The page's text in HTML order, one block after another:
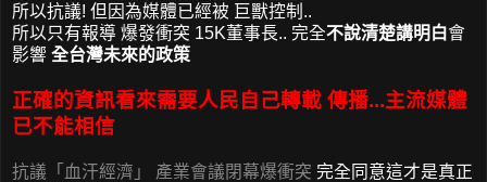
所以抗議! 但因為媒體已經被 巨獸控制..
所以只有報導 爆發衝突 15K董事長.. 完全不說清楚講明白會
影響 全台灣未來的政策
正確的資訊看來需要人民自己轉載 傳播...主流媒體
已不能相信
抗議「血汗經濟」 產業會議閉幕爆衝突 完全同意這才是真正